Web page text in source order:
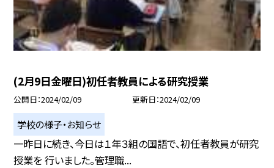
(2月9日金曜日)初任者教員による研究授業
公開日 2024/02/09 更新日 2024/02/09
学校の様子・お知らせ
一昨日に続き、今日は１年３組の国語で、初任者教員が研究
授業を 行いました。管理職...